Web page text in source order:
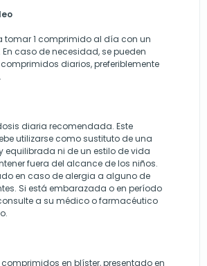
tomar 1 comprimido al día con un
caso de necesidad, se pueden
diarios, preferiblemente
diaria recomendada. Este
utilizarse como sustituto de una
equilibrada ni de un estilo de vida
fuera del alcance de los niños.
en caso de alergia a alguno de
Si está embarazada o en período
a su médico o farmacéutico
en blíster, presentado en